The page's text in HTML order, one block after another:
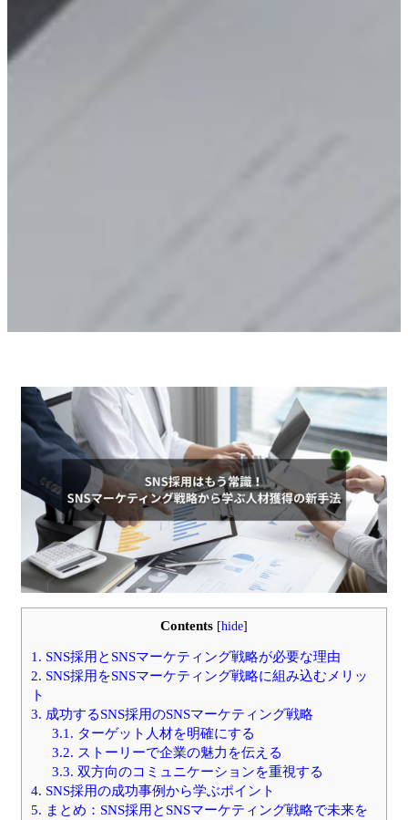
Contents [hide]
1. SNS採用とSNSマーケティング戦略が必要な理由
2. SNS採用をSNSマーケティング戦略に組み込むメリッ
ト
3. 成功するSNS採用のSNSマーケティング戦略
3.1. ターゲット人材を明確にする
3.2. ストーリーで企業の魅力を伝える
3.3. 双方向のコミュニケーションを重視する
4. SNS採用の成功事例から学ぶポイント
5. まとめ：SNS採用とSNSマーケティング戦略で未来を